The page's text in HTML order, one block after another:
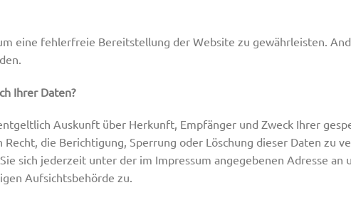
eine fehlerfreie Bereitstellung der Website zu gewährleisten.
Ihrer Daten?
Auskunft über Herkunft, Empfänger und Zweck Ihrer
die Berichtigung, Sperrung oder Löschung dieser Daten zu
sich jederzeit unter der im Impressum angegebenen Adresse
Aufsichtsbehörde zu.